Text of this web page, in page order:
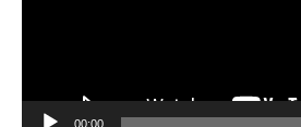
00:00